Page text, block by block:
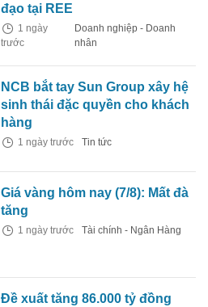
đạo tại REE
1 ngày
trước
Doanh nghiệp - Doanh
nhân
NCB bắt tay Sun Group xây hệ
sinh thái đặc quyền cho khách
hàng
1 ngày trước Tin tức
Giá vàng hôm nay (7/8): Mất đà
tăng
1 ngày trước Tài chính - Ngân Hàng
Đề xuất tăng 86.000 tỷ đồng